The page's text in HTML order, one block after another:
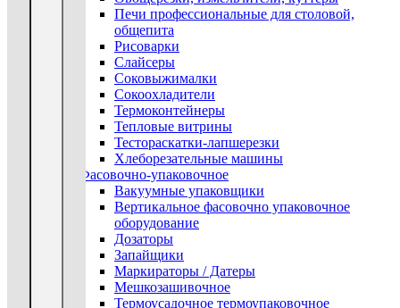
Печи профессиональные для столовой,
общепита
Рисоварки
Слайсеры
Соковыжималки
Сокоохладители
Термоконтейнеры
Тепловые витрины
Тестораскатки-лапшерезки
Хлеборезательные машины
Фасовочно-упаковочное
Вакуумные упаковщики
Вертикальное фасовочно упаковочное
оборудование
Дозаторы
Запайщики
Маркираторы / Датеры
Мешкозашивочное
Термоусадочное термоупаковочное